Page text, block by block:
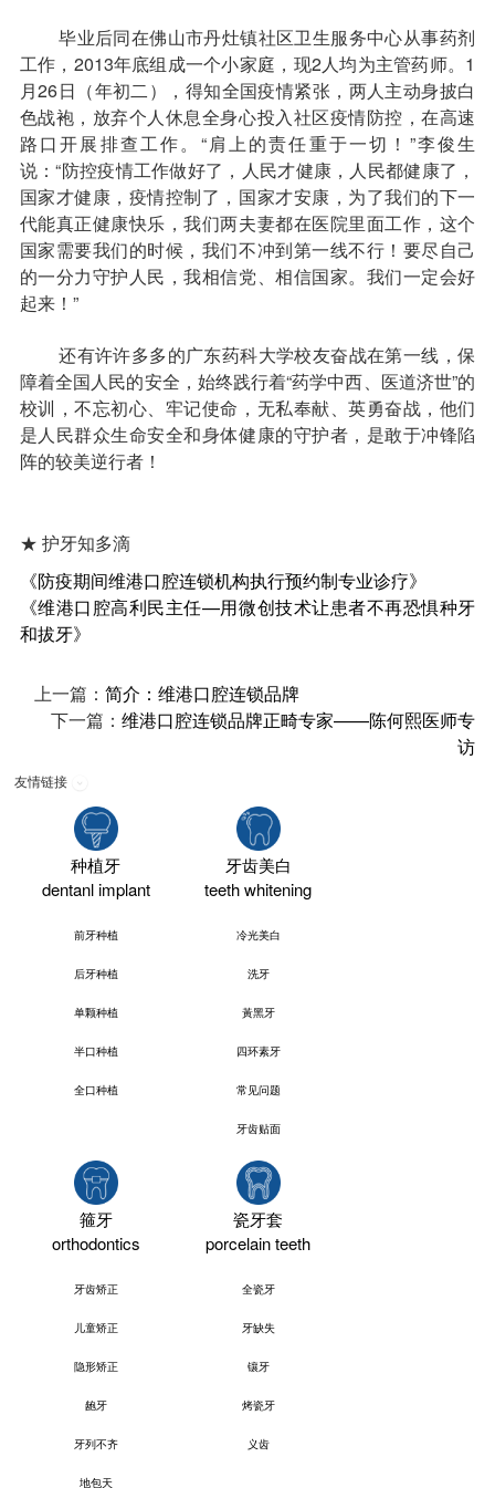
毕业后同在佛山市丹灶镇社区卫生服务中心从事药剂
工作，2013年底组成一个小家庭，现2人均为主管药师。1
月26日（年初二），得知全国疫情紧张，两人主动身披白
色战袍，放弃个人休息全身心投入社区疫情防控，在高速
路口开展排查工作。“肩上的责任重于一切！”李俊生
说：“防控疫情工作做好了，人民才健康，人民都健康了，
国家才健康，疫情控制了，国家才安康，为了我们的下一
代能真正健康快乐，我们两夫妻都在医院里面工作，这个
国家需要我们的时候，我们不冲到第一线不行！要尽自己
的一分力守护人民，我相信党、相信国家。我们一定会好
起来！”
还有许许多多的广东药科大学校友奋战在第一线，保
障着全国人民的安全，始终践行着“药学中西、医道济世”的
校训，不忘初心、牢记使命，无私奉献、英勇奋战，他们
是人民群众生命安全和身体健康的守护者，是敢于冲锋陷
阵的较美逆行者！
★ 护牙知多滴
《防疫期间维港口腔连锁机构执行预约制专业诊疗》
《维港口腔高利民主任—用微创技术让患者不再恐惧种牙
和拔牙》
上一篇： 简介：维港口腔连锁品牌
下一篇：维港口腔连锁品牌正畸专家——陈何熙医师专
访
友情链接
种植牙
dentanl implant
前牙种植
后牙种植
单颗种植
半口种植
全口种植
牙齿美白
teeth whitening
冷光美白
洗牙
黃黑牙
四环素牙
常见问题
牙齿贴面
箍牙
orthodontics
牙齿矫正
儿童矫正
隐形矫正
龅牙
牙列不齐
地包天
瓷牙套
porcelain teeth
全瓷牙
牙缺失
镶牙
烤瓷牙
义齿